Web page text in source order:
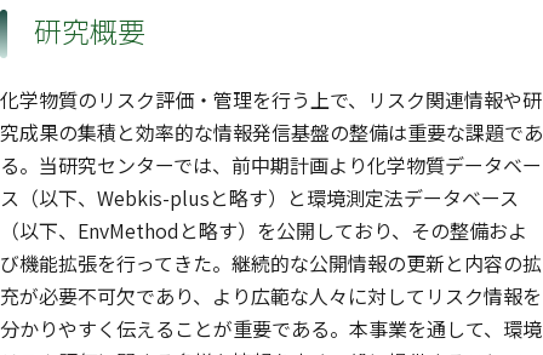
研究概要
化学物質のリスク評価・管理を行う上で、リスク関連情報や研
究成果の集積と効率的な情報発信基盤の整備は重要な課題であ
る。当研究センターでは、前中期計画より化学物質データベー
ス（以下、Webkis-plusと略す）と環境測定法データベース
（以下、EnvMethodと略す）を公開しており、その整備およ
び機能拡張を行ってきた。継続的な公開情報の更新と内容の拡
充が必要不可欠であり、より広範な人々に対してリスク情報を
分かりやすく伝えることが重要である。本事業を通して、環境